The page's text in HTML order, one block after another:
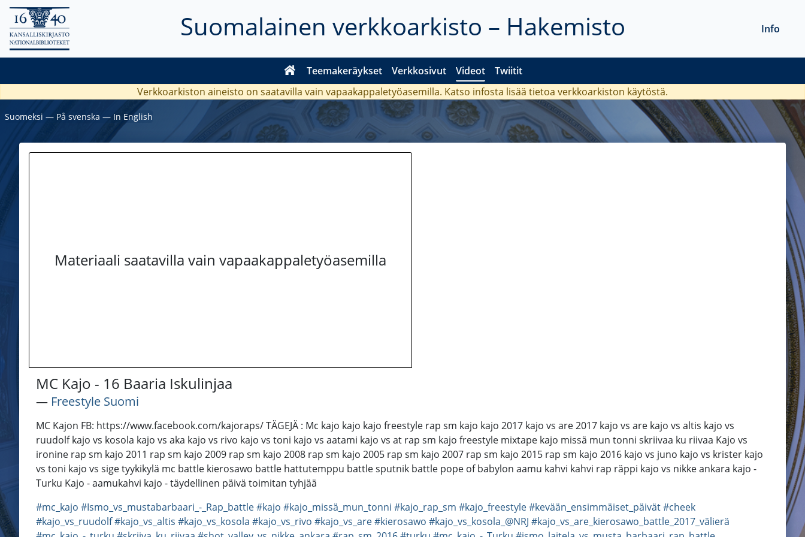
Suomalainen verkkoarkisto – Hakemisto
Teemakeräykset Verkkosivut Videot Twiitit
Info
Verkkoarkiston aineisto on saatavilla vain vapaakappaletyöasemilla. Katso infosta lisää tietoa verkkoarkiston käytöstä.
Suomeksi ― På svenska ― In English
Materiaali saatavilla vain vapaakappaletyöasemilla
MC Kajo - 16 Baaria Iskulinjaa
― Freestyle Suomi
MC Kajon FB: https://www.facebook.com/kajoraps/ TÄGEJÄ : Mc kajo kajo kajo freestyle rap sm kajo kajo 2017 kajo vs are 2017 kajo vs are kajo vs altis kajo vs
ruudolf kajo vs kosola kajo vs aka kajo vs rivo kajo vs toni kajo vs aatami kajo vs at rap sm kajo freestyle mixtape kajo missä mun tonni skriivaa ku riivaa Kajo vs
ironine rap sm kajo 2011 rap sm kajo 2009 rap sm kajo 2008 rap sm kajo 2005 rap sm kajo 2007 rap sm kajo 2015 rap sm kajo 2016 kajo vs juno kajo vs krister kajo
vs toni kajo vs sige tyykikylä mc battle kierosawo battle hattutemppu battle sputnik battle pope of babylon aamu kahvi kahvi rap räppi kajo vs nikke ankara kajo -
Turku Kajo - aamukahvi kajo - täydellinen päivä toimitan tyhjää
#mc_kajo #Ismo_vs_mustabarbaari_-_Rap_battle#kajo #kajo_missä_mun_tonni #kajo_rap_sm #kajo_freestyle#kevään_ensimmäiset_päivät#cheek
#kajo_vs_ruudolf#kajo_vs_altis #kajo_vs_kosola #kajo_vs_rivo #kajo_vs_are#kierosawo #kajo_vs_kosola_@NRJ #kajo_vs_are_kierosawo_battle_2017_välierä